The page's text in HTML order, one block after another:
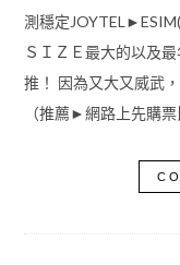
測穩定
ＳＩＺＥ最大的以及
推！ 因為又大又威武
（推薦►網路上先購